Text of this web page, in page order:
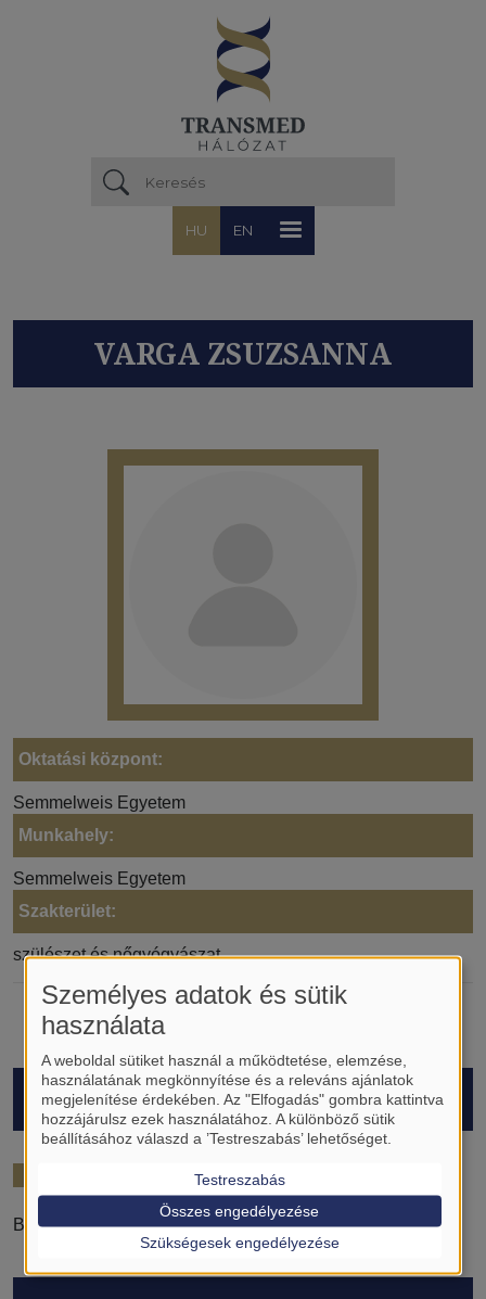
HU EN
VARGA ZSUZSANNA
Oktatási központ:
Semmelweis Egyetem
Munkahely:
Semmelweis Egyetem
Szakterület:
szülészet és nőgyógyászat
HALLGATÓK
Bodócs Dóra Luca
Személyes adatok és sütik
használata
A weboldal sütiket használ a működtetése, elemzése,
használatának megkönnyítése és a releváns ajánlatok
megjelenítése érdekében. Az "Elfogadás" gombra kattintva
hozzájárulsz ezek használatához. A különböző sütik
beállításához válaszd a ’Testreszabás’ lehetőséget.
Testreszabás
Szükségesek engedélyezése
Összes engedélyezése